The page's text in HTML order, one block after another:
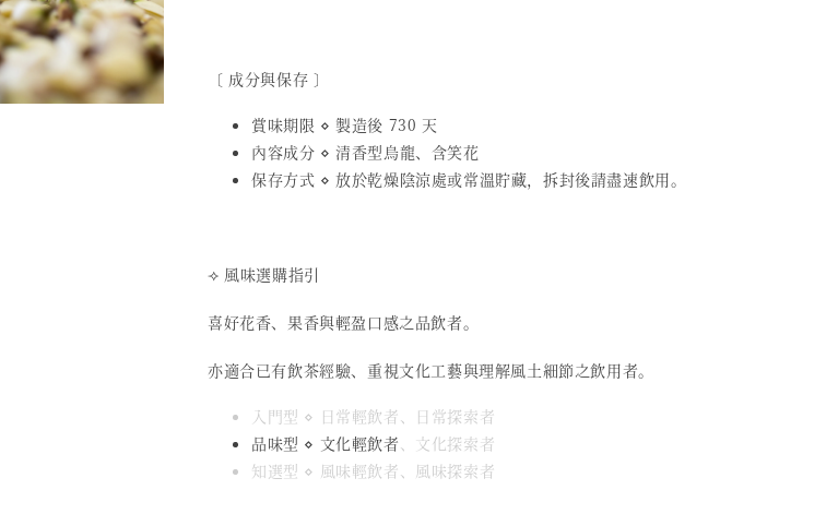
〔 成分與保存 〕
賞味期限 ⋄ 製造後 730 天
內容成分 ⋄ 清香型烏龍、含笑花
保存方式 ⋄ 放於乾燥陰涼處或常溫貯藏，拆封後請盡速飲用。
⟢ 風味選購指引
喜好花香、果香與輕盈口感之品飲者。
亦適合已有飲茶經驗、重視文化工藝與理解風土細節之飲用者。
入門型 ⋄ 日常輕飲者、日常探索者
品味型 ⋄ 文化輕飲者、文化探索者
知選型 ⋄ 風味輕飲者、風味探索者